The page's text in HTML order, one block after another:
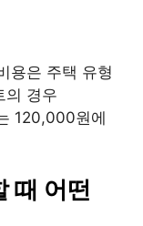
용은 주택 유형
의 경우
120,000원에
때 어떤